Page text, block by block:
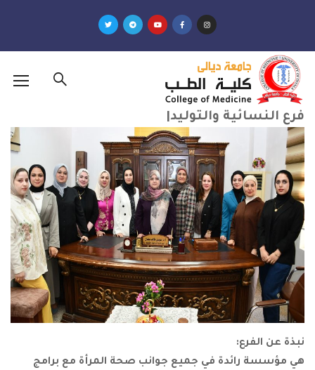
والتوليد|
في جميع جوانب صحة المرأة مع برامج